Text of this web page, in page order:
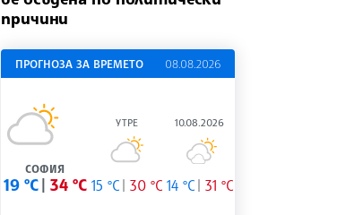
причини
ПРОГНОЗА ЗА ВРЕМЕТО 08.08.2026
СОФИЯ
19 °C 34 °C
УТРЕ
15 °C 30 °C
10.08.2026
14 °C 31 °C